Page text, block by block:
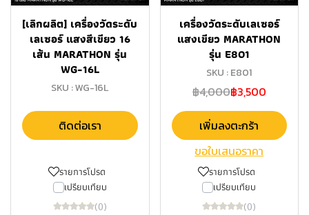
[เลิกผลิต] เครื่องวัดระดับ
เลเซอร์ แสงสีเขียว 16
เส้น MARATHON รุ่น
WG-16L
SKU : WG-16L
ติดต่อเรา
รายการโปรด
เปรียบเทียบ
(0)
เครื่องวัดระดับเลเซอร์
แสงเขียว MARATHON
รุ่น E801
SKU : E801
฿4,000฿3,500
เพิ่มลงตะกร้า
ขอใบเสนอราคา
รายการโปรด
เปรียบเทียบ
(0)